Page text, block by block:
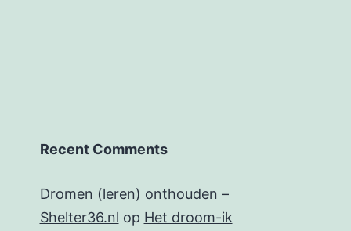
Recent Comments
Dromen (leren) onthouden –
Shelter36.nl op Het droom-ik